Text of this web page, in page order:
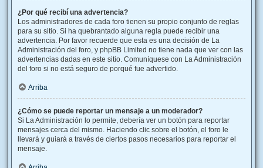
¿Por qué recibí una advertencia?
Los administradores de cada foro tienen su propio conjunto de reglas
para su sitio. Si ha quebrantado alguna regla puede recibir una
advertencia. Por favor recuerde que esta es una decisión de La
Administración del foro, y phpBB Limited no tiene nada que ver con las
advertencias dadas en este sitio. Comuníquese con La Administración
del foro si no está seguro de porqué fue advertido.
Arriba
¿Cómo se puede reportar un mensaje a un moderador?
Si La Administración lo permite, debería ver un botón para reportar
mensajes cerca del mismo. Haciendo clic sobre el botón, el foro le
llevará y guiará a través de ciertos pasos necesarios para reportar el
mensaje.